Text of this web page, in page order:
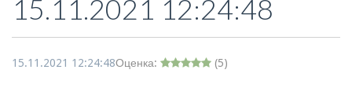
Недвижимость Работа Гос. учреждения
15.11.2021 12:24:48
15.11.2021 12:24:48Оценка: (5)